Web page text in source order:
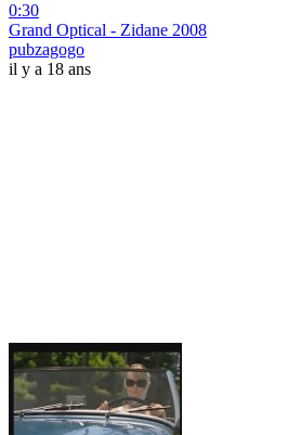
0:30
Grand Optical - Zidane 2008
pubzagogo
il y a 18 ans